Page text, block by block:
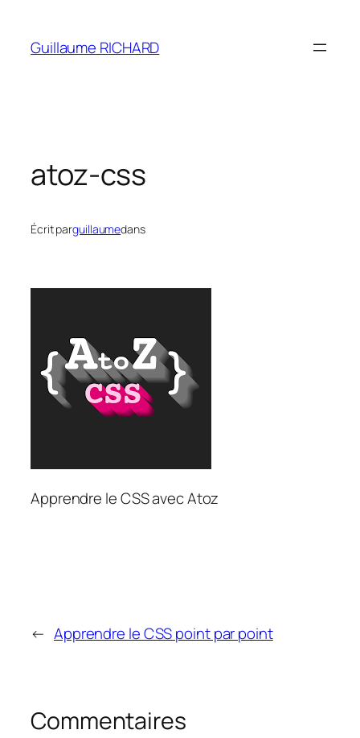
contenu
Guillaume RICHARD
atoz-css
Écrit parguillaumedans
Apprendre le CSS avec Atoz
← Apprendre le CSS point par point
Commentaires